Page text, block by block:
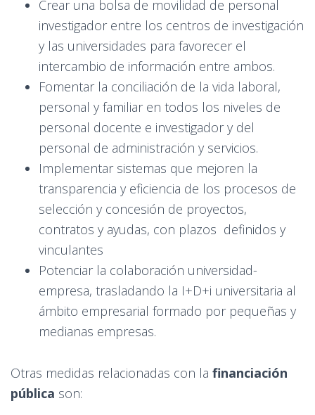
Crear una bolsa de movilidad de personal
investigador entre los centros de investigación
y las universidades para favorecer el
intercambio de información entre ambos.
Fomentar la conciliación de la vida laboral,
personal y familiar en todos los niveles de
personal docente e investigador y del
personal de administración y servicios.
Implementar sistemas que mejoren la
transparencia y eficiencia de los procesos de
selección y concesión de proyectos,
contratos y ayudas, con plazos definidos y
vinculantes
Potenciar la colaboración universidad-
empresa, trasladando la I+D+i universitaria al
ámbito empresarial formado por pequeñas y
medianas empresas.
Otras medidas relacionadas con la financiación
pública son: